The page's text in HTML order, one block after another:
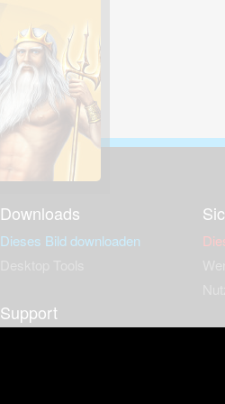
Downloads
Dieses Bild downloaden
Support